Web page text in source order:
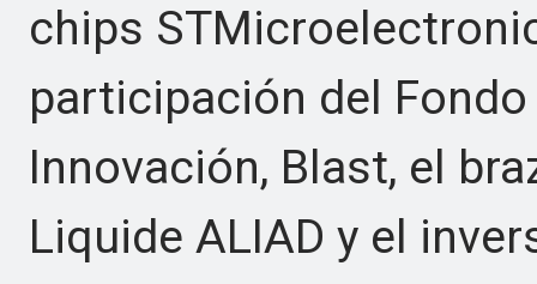
chips
participación del
Innovación, Blast, el
Liquide ALIAD y el